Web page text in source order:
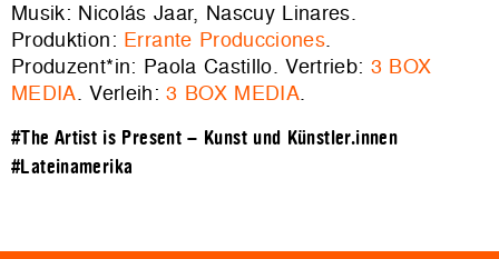
Musik: Nicolás Jaar, Nascuy Linares.
Produktion: Errante Producciones.
Produzent*in: Paola Castillo. Vertrieb: 3 BOX
MEDIA. Verleih:3 BOX MEDIA.
#The Artist is Present – Kunst und Künstler.innen
#Lateinamerika